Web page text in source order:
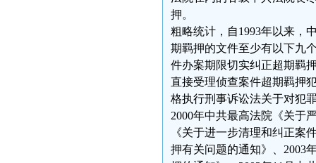
押。
粗略统计，自1993年以来，
期羁押的文件至少有以下九
件办案期限切实纠正超期羁
直接受理侦查案件超期羁押
格执行刑事诉讼法关于对犯
2000年中共最高法院《关于
《关于进一步清理和纠正案
押有关问题的通知》、2003